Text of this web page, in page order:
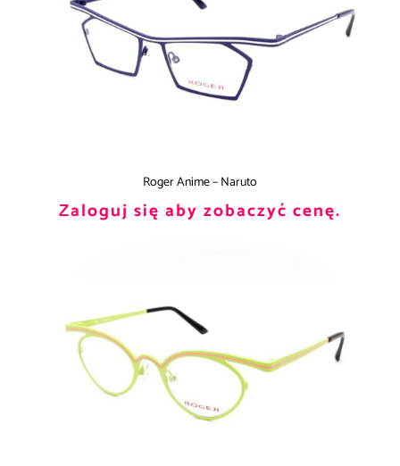
Roger Anime – Naruto
Zaloguj się aby zobaczyć cenę.